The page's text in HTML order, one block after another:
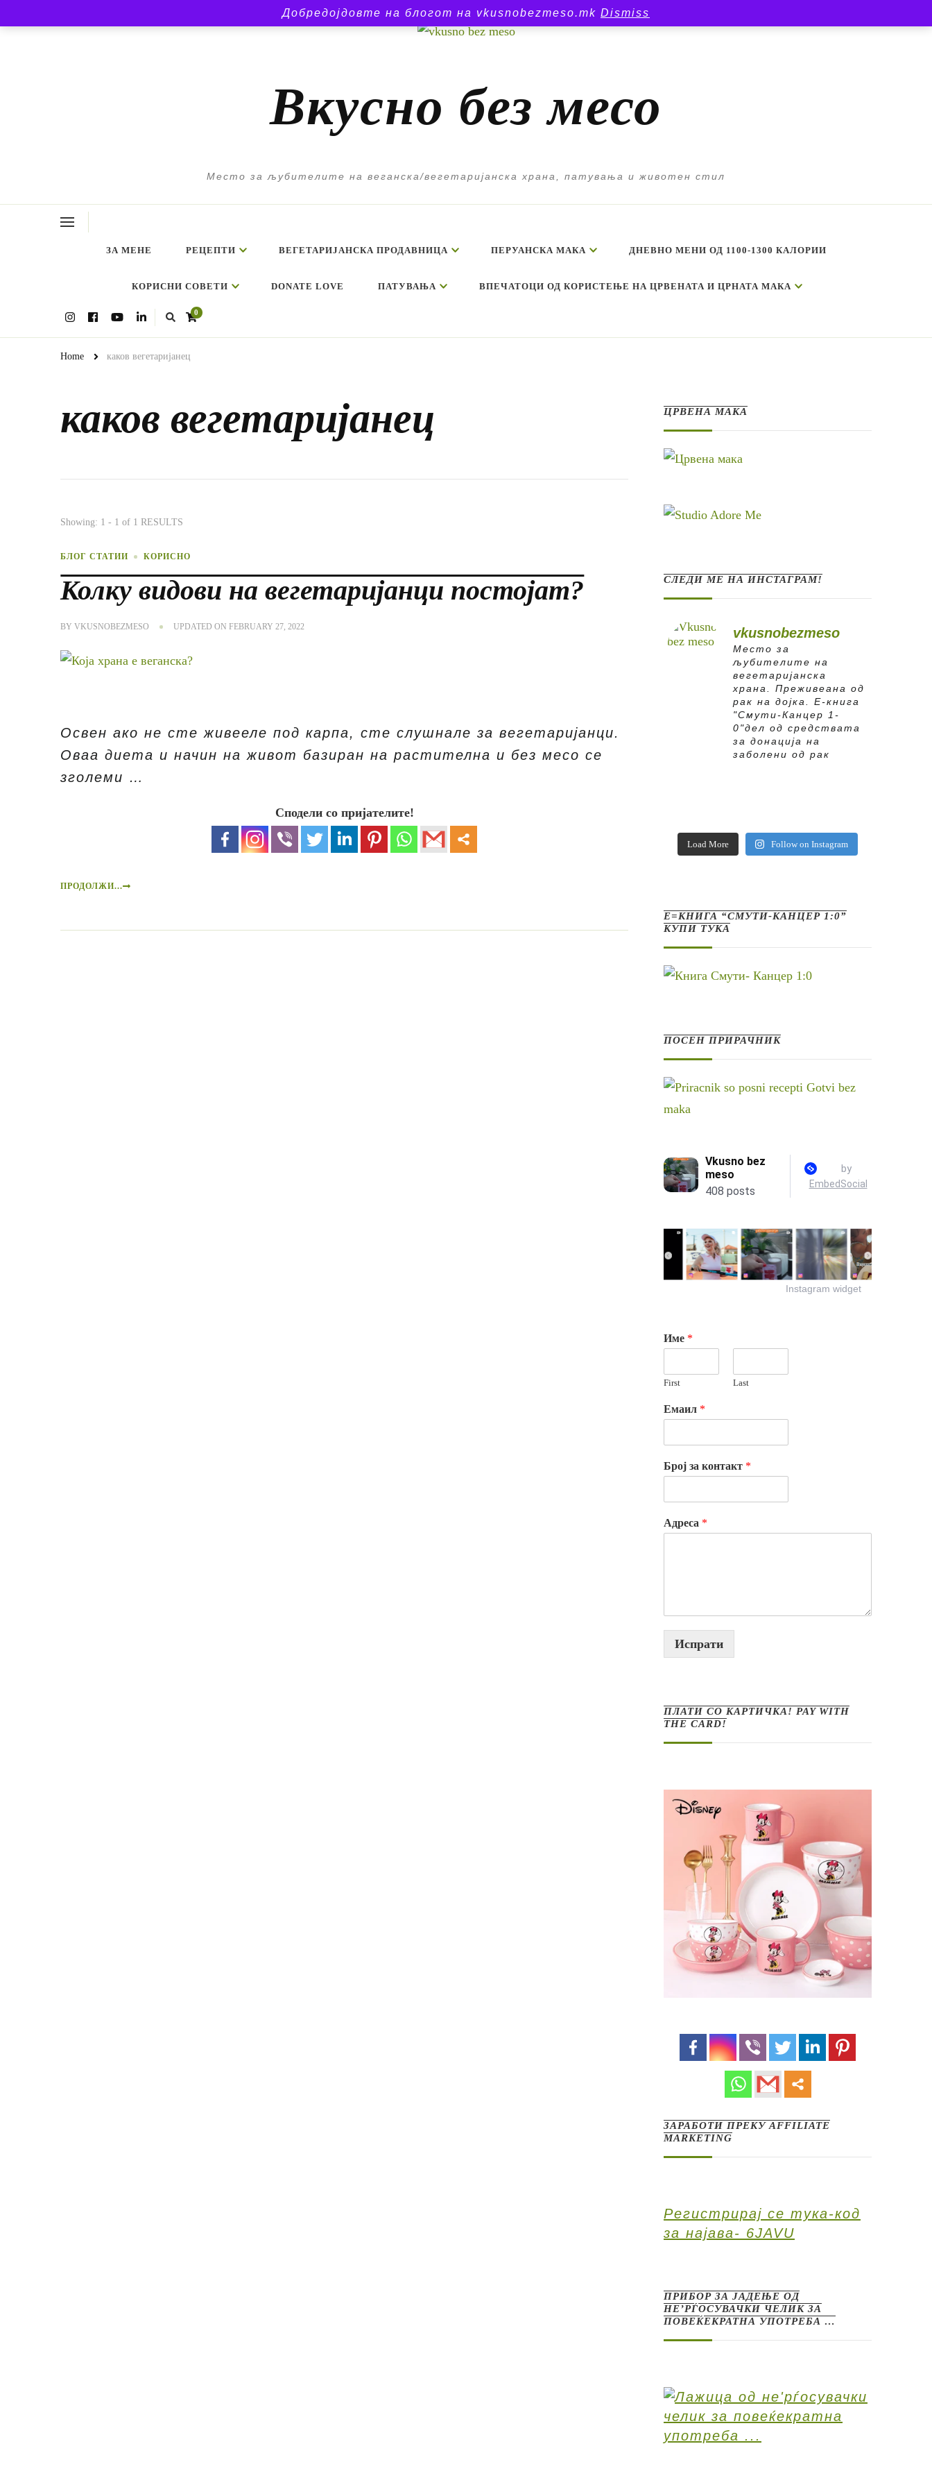
Добредојдовте на блогот на vkusnobezmeso.mk Dismiss
Вкусно без месо
Место за љубителите на веганска/вегетаријанска храна, патувања и животен стил
ЗА МЕНЕ РЕЦЕПТИ ВЕГЕТАРИЈАНСКА ПРОДАВНИЦА ПЕРУАНСКА МАКА ДНЕВНО МЕНИ ОД 1100-1300 КАЛОРИИ
КОРИСНИ СОВЕТИ DONATE LOVE ПАТУВАЊА ВПЕЧАТОЦИ ОД КОРИСТЕЊЕ НА ЦРВЕНАТА И ЦРНАТА МАКА
0
Home каков вегетаријанец
каков вегетаријанец
Showing: 1 - 1 of 1 RESULTS
БЛОГ СТАТИИ КОРИСНО
Колку видови на вегетаријанци постојат?
BYVKUSNOBEZMESO UPDATED ONFEBRUARY 27, 2022
Освен ако не сте живееле под карпа, сте слушнале за вегетаријанци.
Оваа диета и начин на живот базиран на растителна и без месо се
зголеми …
Сподели со пријателите!
ПРОДОЛЖИ...
ЦРВЕНА МАКА
СЛЕДИ МЕ НА ИНСТАГРАМ!
vkusnobezmeso
Место за
љубителите на
вегетаријанска
храна. Преживеана од
рак на дојка.
E-книга
"Смути-Канцер 1-
0"дел од средствата
за донација на
заболени од рак
Load More Follow on Instagram
Е=КНИГА “СМУТИ-КАНЦЕР 1:0”
КУПИ ТУКА
ПОСЕН ПРИРАЧНИК
Instagram widget
Име *
First Last
Емаил *
Број за контакт *
Адреса *
Испрати
ПЛАТИ СО КАРТИЧКА! PAY WITH
THE CARD!
ЗАРАБОТИ ПРЕКУ AFFILIATE
MARKETING
Регистрирај се тука-код
за најава- 6JAVU
ПРИБОР ЗА ЈАДЕЊЕ ОД
НЕ’РЃОСУВАЧКИ ЧЕЛИК ЗА
ПОВЕЌЕКРАТНА УПОТРЕБА …